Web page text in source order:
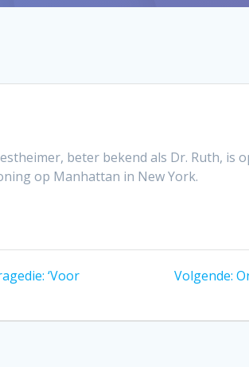
beter bekend als Dr. Ruth, is
op Manhattan in New York.
‘Voor
Volgende: